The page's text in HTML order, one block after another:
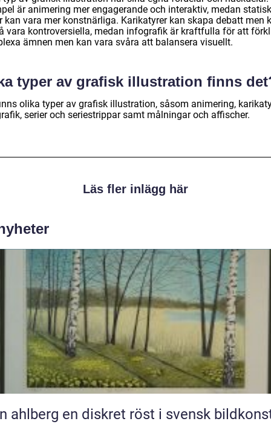
är animering mer engagerande och interaktiv, medan
kan vara mer konstnärliga. Karikatyrer kan skapa debatt men
vara kontroversiella, medan infografik är kraftfulla för att
ämnen men kan vara svåra att balansera visuellt.
typer av grafisk illustration finns
olika typer av grafisk illustration, såsom animering,
serier och seriestrippar samt målningar och affischer.
Läs fler inlägg här
Sten ahlberg en diskret röst i svensk